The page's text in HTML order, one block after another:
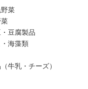
菜
豆腐製品
海藻類
牛乳・チーズ）